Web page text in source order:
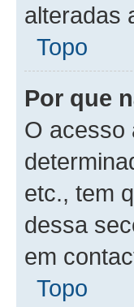
alteradas
Topo
Por que
O acesso
etc., tem
dessa
em
Topo